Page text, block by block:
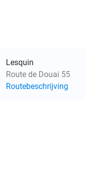
Lesquin
Route de Douai 55
Routebeschrijving